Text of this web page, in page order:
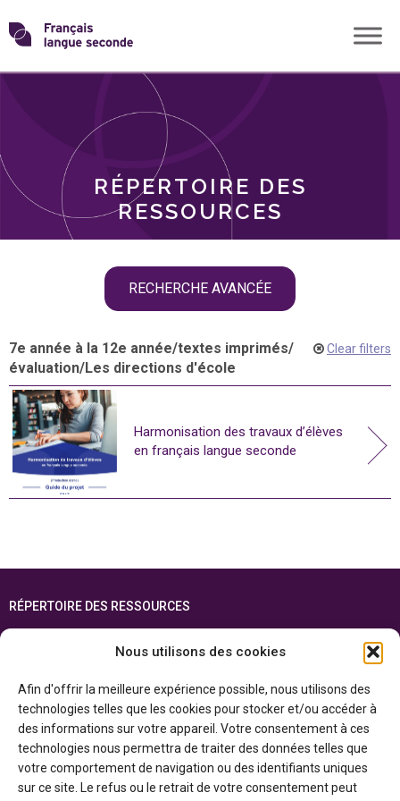
Nous utilisons des cookies
Afin d'offrir la meilleure expérience possible, nous utilisons des
technologies telles que les cookies pour stocker et/ou accéder à
des informations sur votre appareil. Votre consentement à ces
technologies nous permettra de traiter des données telles que
votre comportement de navigation ou des identifiants uniques
sur ce site. Le refus ou le retrait de votre consentement peut
Skip
toTransformons
langue
RÉPERTOIRE DES
RESSOURCES
RECHERCHE AVANCÉE
THÈMES
7e année à la 12e année/textes imprimés/
évaluation/Les directions d'école
Clear filters
Harmonisation des travaux d’élèves
en français langue seconde
RÉPERTOIRE DES RESSOURCES
ENGLISH
Cette ressource est réalisée grâce au soutien financier du gouvernement de
l’Ontario et du gouvernement duCanada par l’entremise du ministère du
Patrimoine canadien